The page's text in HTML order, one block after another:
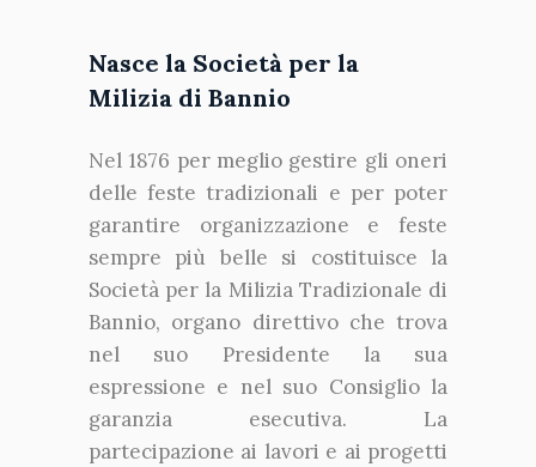
Nasce la Società per la
Milizia di Bannio
Nel 1876 per meglio gestire gli oneri
delle feste tradizionali e per poter
garantire organizzazione e feste
sempre più belle si costituisce la
Società per la Milizia Tradizionale di
Bannio, organo direttivo che trova
nel suo Presidente la sua
espressione e nel suo Consiglio la
garanzia esecutiva. La
partecipazione ai lavori e ai progetti